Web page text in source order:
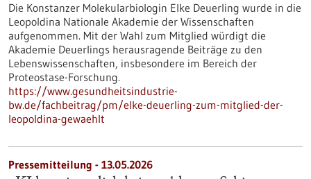
Die Konstanzer Molekularbiologin Elke Deuerling wurde in die
Leopoldina Nationale Akademie der Wissenschaften
aufgenommen. Mit der Wahl zum Mitglied würdigt die
Akademie Deuerlings herausragende Beiträge zu den
Lebenswissenschaften, insbesondere im Bereich der
Proteostase-Forschung.
https://www.gesundheitsindustrie-
bw.de/fachbeitrag/pm/elke-deuerling-zum-mitglied-der-
leopoldina-gewaehlt
Pressemitteilung - 13.05.2026